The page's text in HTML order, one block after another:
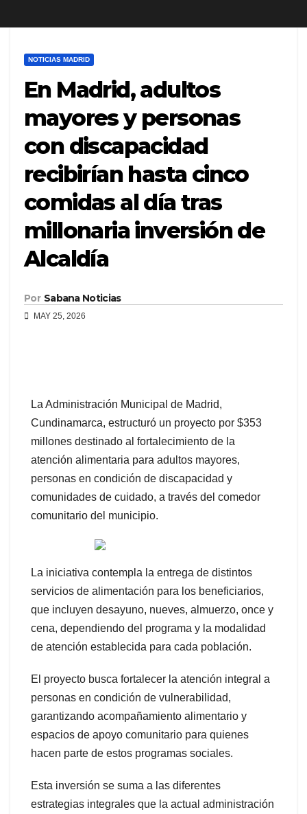
NOTICIAS MADRID
En Madrid, adultos
mayores y personas
con discapacidad
recibirían hasta cinco
comidas al día tras
millonaria inversión de
Alcaldía
Por Sabana Noticias
MAY 25, 2026
La Administración Municipal de Madrid,
Cundinamarca, estructuró un proyecto por $353
millones destinado al fortalecimiento de la
atención alimentaria para adultos mayores,
personas en condición de discapacidad y
comunidades de cuidado, a través del comedor
comunitario del municipio.
La iniciativa contempla la entrega de distintos
servicios de alimentación para los beneficiarios,
que incluyen desayuno, nueves, almuerzo, once y
cena, dependiendo del programa y la modalidad
de atención establecida para cada población.
El proyecto busca fortalecer la atención integral a
personas en condición de vulnerabilidad,
garantizando acompañamiento alimentario y
espacios de apoyo comunitario para quienes
hacen parte de estos programas sociales.
Esta inversión se suma a las diferentes
estrategias integrales que la actual administración